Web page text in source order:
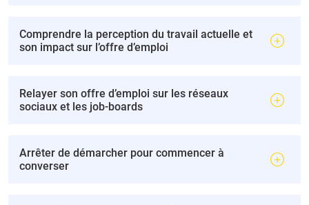
Comprendre la perception du travail actuelle et
son impact sur l’offre d’emploi
Relayer son offre d’emploi sur les réseaux
sociaux et les job-boards
Arrêter de démarcher pour commencer à
converser